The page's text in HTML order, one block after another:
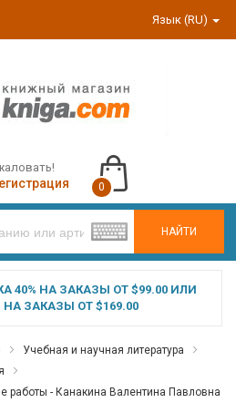
Язык (RU)
НАЙТИ
0
НА ЗАКАЗЫ ОТ $99.00 ИЛИ
НА ЗАКАЗЫ ОТ $169.00
Учебная и научная литература
работы - Канакина Валентина Павловна